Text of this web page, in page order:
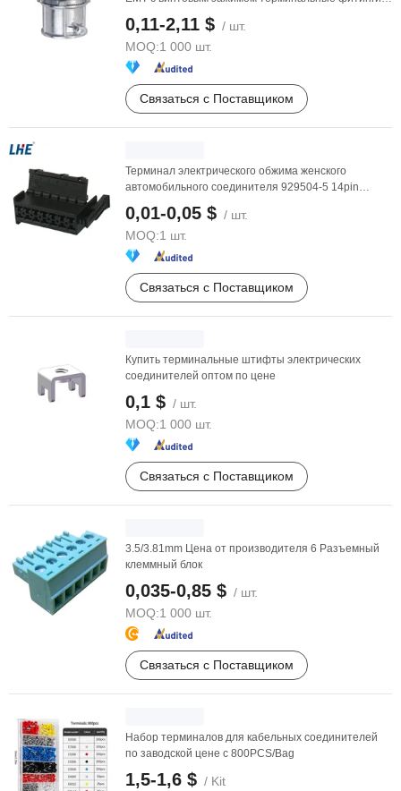
0,11-2,11 $ / шт.
MOQ:1 000 шт.
Связаться с Поставщиком
Терминал электрического обжима женского
автомобильного соединителя 929504-5 14pin
производственной ...
0,01-0,05 $ / шт.
MOQ:1 шт.
Связаться с Поставщиком
Купить терминальные штифты электрических
соединителей оптом по цене
0,1 $ / шт.
MOQ:1 000 шт.
Связаться с Поставщиком
3.5/3.81mm Цена от производителя 6 Разъемный
клеммный блок
0,035-0,85 $ / шт.
MOQ:1 000 шт.
Связаться с Поставщиком
Набор терминалов для кабельных соединителей
по заводской цене с 800PCS/Bag
1,5-1,6 $ / Kit